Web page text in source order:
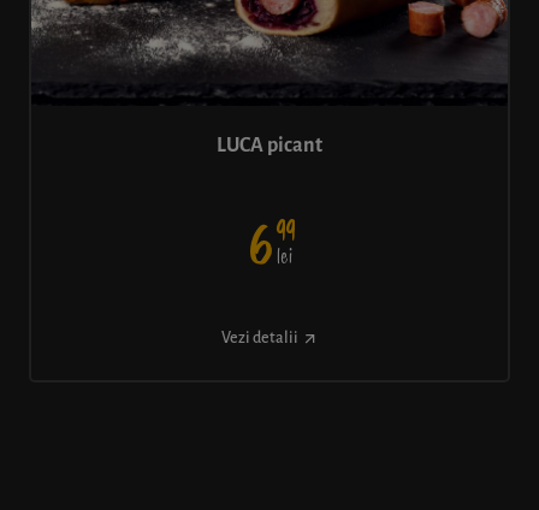
LUCA picant
699
lei
Vezi detalii